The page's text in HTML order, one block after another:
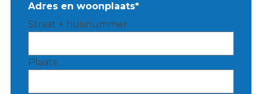
Adres en woonplaats*
Straat + huisnummer
Plaats